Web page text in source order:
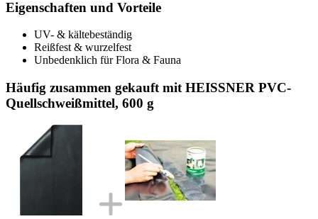
Eigenschaften und Vorteile
UV- & kältebeständig
Reißfest & wurzelfest
Unbedenklich für Flora & Fauna
Häufig zusammen gekauft mit HEISSNER PVC-
Quellschweißmittel, 600 g